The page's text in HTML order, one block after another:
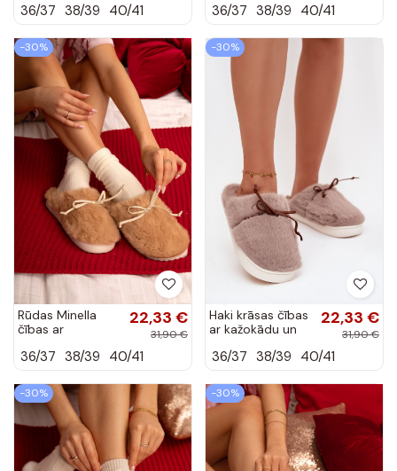
ziedu motīviem
36/37 38/39 40/41
lentītēm
36/37 38/39 40/41
-30%
Rūdas Minella
čības ar
lentītēm
22,33 €
31,90 €
36/37 38/39 40/41
-30%
Haki krāsas čības
ar kažokādu un
22,33 €
31,90 €
36/37 38/39 40/41
-30% -30%